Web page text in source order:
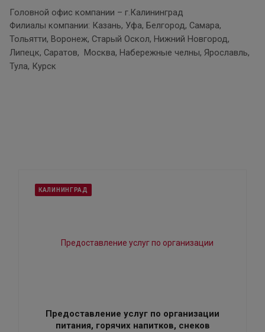
Головной офис компании – г.Калининград
Филиалы компании: Казань, Уфа, Белгород, Самара,
Тольятти, Воронеж, Старый Оскол, Нижний Новгород,
Липецк, Саратов, Москва, Набережные челны, Ярославль,
Тула, Курск
КАЛИНИНГРАД
Предоставление услуг по организации
питания, горячих напитков, снеков